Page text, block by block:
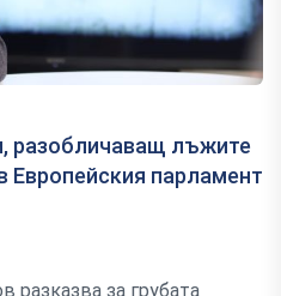
разобличаващ лъжите
Европейския парламент
разказва за грубата